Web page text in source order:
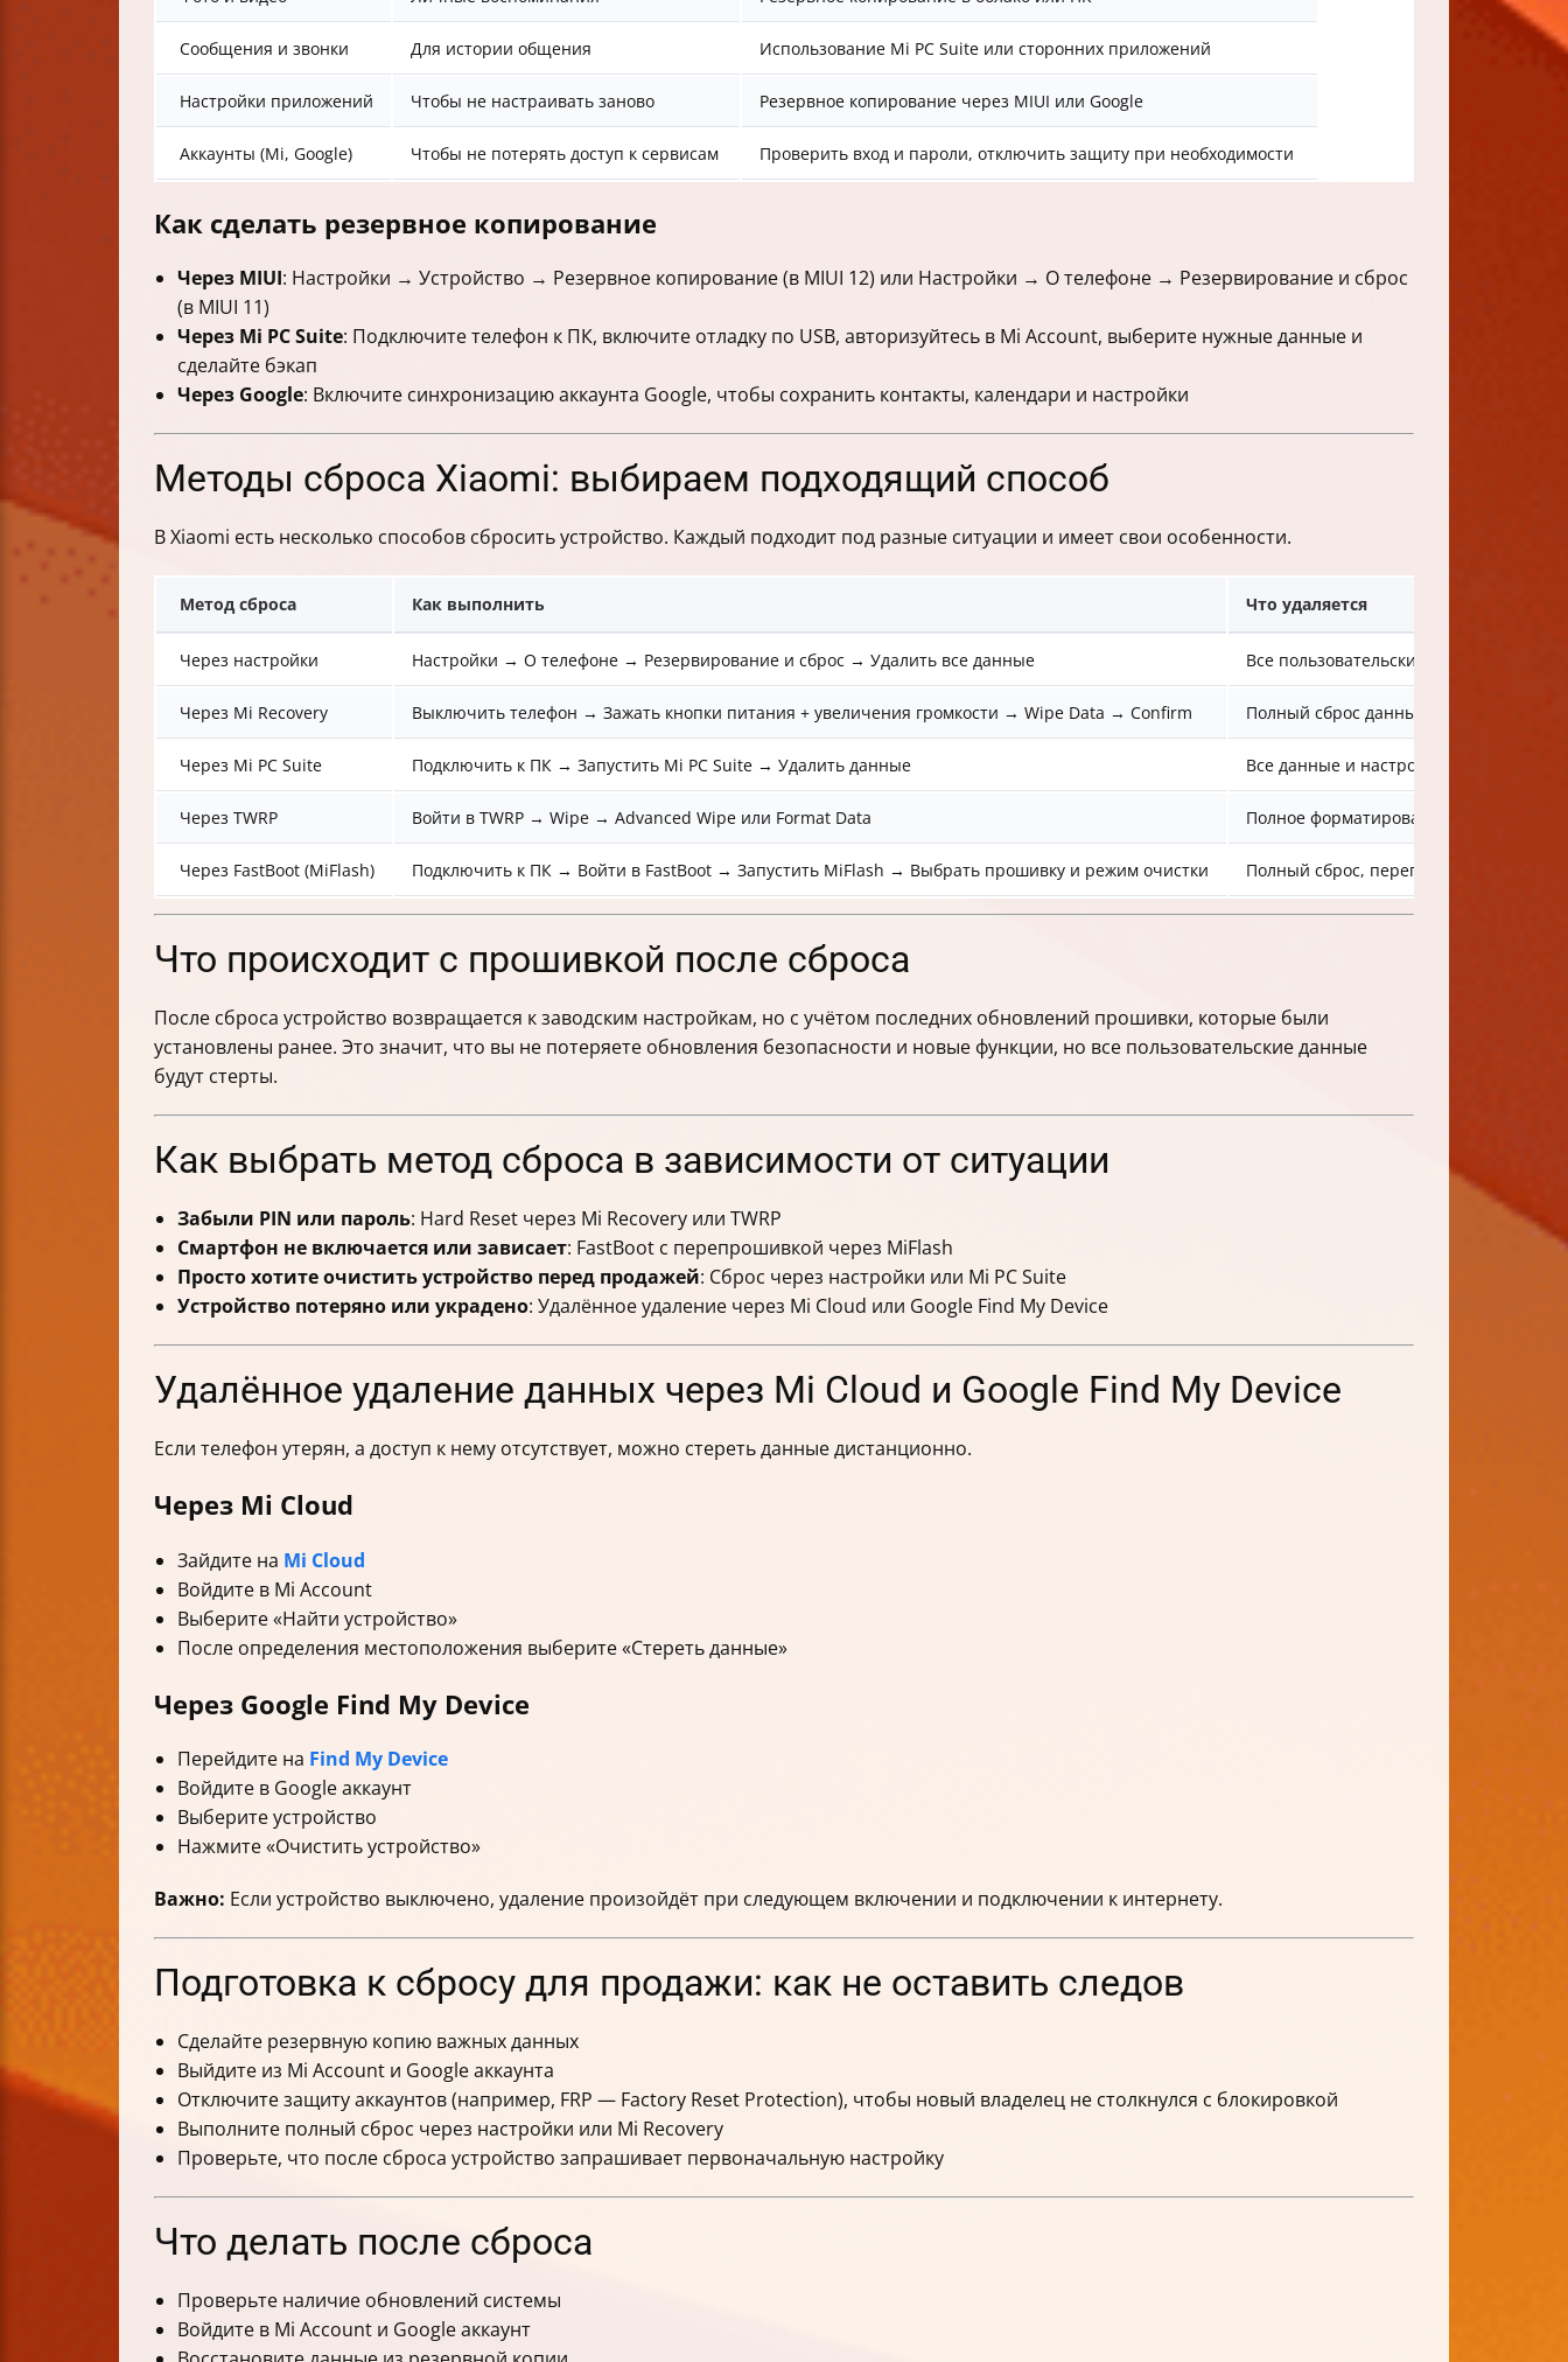
Сообщения и звонки Для истории общения Использование Mi PC Suite или сторонних приложений
Настройки приложений Чтобы не настраивать заново Резервное копирование через MIUI или Google
Аккаунты (Mi, Google) Чтобы не потерять доступ к сервисам Проверить вход и пароли, отключить защиту при необходимости
Как сделать резервное копирование
Через MIUI: Настройки → Устройство → Резервное копирование (в MIUI 12) или Настройки → О телефоне → Резервирование и сброс
(в MIUI 11)
Через Mi PC Suite: Подключите телефон к ПК, включите отладку по USB, авторизуйтесь в Mi Account, выберите нужные данные и
сделайте бэкап
Через Google: Включите синхронизацию аккаунта Google, чтобы сохранить контакты, календари и настройки
Методы сброса Xiaomi: выбираем подходящий способ
В Xiaomi есть несколько способов сбросить устройство. Каждый подходит под разные ситуации и имеет свои особенности.
Метод сброса Как выполнить Что удаляется
Через настройки Настройки → О телефоне → Резервирование и сброс → Удалить все данные Все пользовательские данные,
Через Mi Recovery Выключить телефон → Зажать кнопки питания + увеличения громкости → Wipe Data → Confirm Полный сброс данных, настройки,
Через Mi PC Suite Подключить к ПК → Запустить Mi PC Suite → Удалить данные Все данные и настройки
Через TWRP Войти в TWRP → Wipe → Advanced Wipe или Format Data Полное форматирование, удаление
Через FastBoot (MiFlash) Подключить к ПК → Войти в FastBoot → Запустить MiFlash → Выбрать прошивку и режим очистки Полный сброс, перепрошивка системы
Что происходит с прошивкой после сброса
После сброса устройство возвращается к заводским настройкам, но с учётом последних обновлений прошивки, которые были
установлены ранее. Это значит, что вы не потеряете обновления безопасности и новые функции, но все пользовательские данные
будут стерты.
Как выбрать метод сброса в зависимости от ситуации
Забыли PIN или пароль: Hard Reset через Mi Recovery или TWRP
Смартфон не включается или зависает: FastBoot с перепрошивкой через MiFlash
Просто хотите очистить устройство перед продажей: Сброс через настройки или Mi PC Suite
Устройство потеряно или украдено: Удалённое удаление через Mi Cloud или Google Find My Device
Удалённое удаление данных через Mi Cloud и Google Find My Device
Если телефон утерян, а доступ к нему отсутствует, можно стереть данные дистанционно.
Через Mi Cloud
Зайдите на Mi Cloud
Войдите в Mi Account
Выберите «Найти устройство»
После определения местоположения выберите «Стереть данные»
Через Google Find My Device
Перейдите на Find My Device
Войдите в Google аккаунт
Выберите устройство
Нажмите «Очистить устройство»
Важно: Если устройство выключено, удаление произойдёт при следующем включении и подключении к интернету.
Подготовка к сбросу для продажи: как не оставить следов
Сделайте резервную копию важных данных
Выйдите из Mi Account и Google аккаунта
Отключите защиту аккаунтов (например, FRP — Factory Reset Protection), чтобы новый владелец не столкнулся с блокировкой
Выполните полный сброс через настройки или Mi Recovery
Проверьте, что после сброса устройство запрашивает первоначальную настройку
Что делать после сброса
Проверьте наличие обновлений системы
Войдите в Mi Account и Google аккаунт